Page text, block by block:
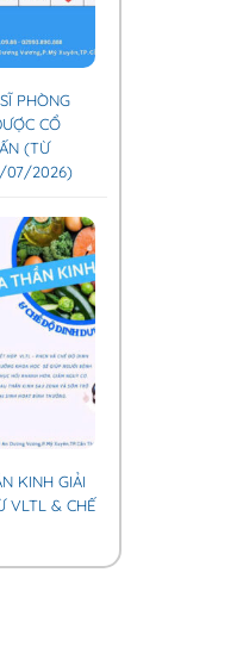
PHÒNG
CỔ
(TỪ
07/2026)
KINH GIẢI
VLTL & CHẾ